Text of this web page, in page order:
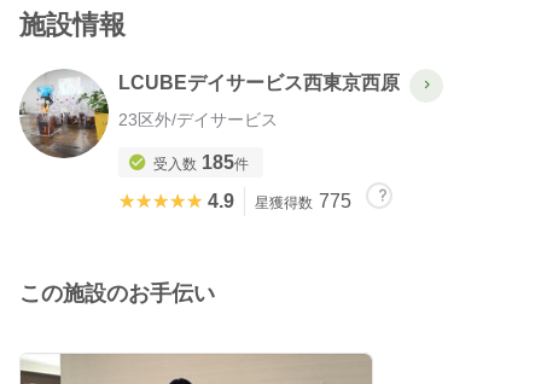
施設情報
LCUBEデイサービス西東京西原
23区外/デイサービス
受入数 185件
★★★★★
★★★★★ 4.9 星獲得数 775
この施設のお手伝い